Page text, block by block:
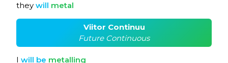
they will metal
Viitor Continuu
Future Continuous
I will be metalling